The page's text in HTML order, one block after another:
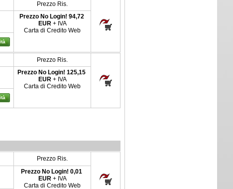
Prezzo Ris.
Prezzo No Login! 94,72
EUR + IVA
Carta di Credito Web
Prezzo Ris.
Prezzo No Login! 125,15
EUR + IVA
Carta di Credito Web
Prezzo Ris.
Prezzo No Login! 0,01
EUR + IVA
Carta di Credito Web